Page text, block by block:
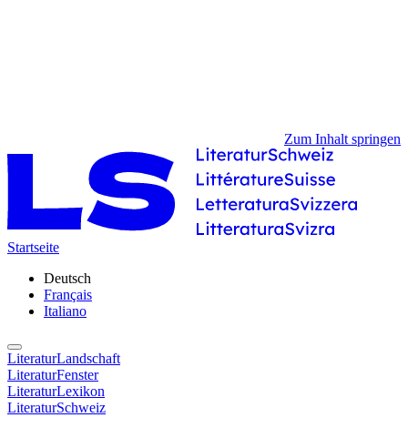
Zum Inhalt springen
Startseite
Deutsch
Français
Italiano
LiteraturLandschaft
LiteraturFenster
LiteraturLexikon
LiteraturSchweiz